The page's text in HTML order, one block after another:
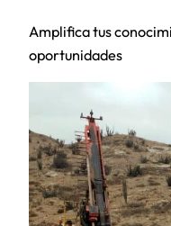
Amplifica tus
oportunidades